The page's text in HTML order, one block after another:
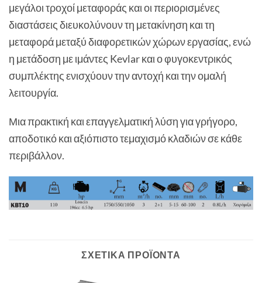
μεγάλοι τροχοί μεταφοράς και οι περιορισμένες
διαστάσεις διευκολύνουν τη μετακίνηση και τη
μεταφορά μεταξύ διαφορετικών χώρων εργασίας, ενώ
η μετάδοση με ιμάντες Kevlar και ο φυγοκεντρικός
συμπλέκτης ενισχύουν την αντοχή και την ομαλή
λειτουργία.
Μια πρακτική και επαγγελματική λύση για γρήγορο,
αποδοτικό και αξιόπιστο τεμαχισμό κλαδιών σε κάθε
περιβάλλον.
ΣΧΕΤΙΚΆ ΠΡΟΪΌΝΤΑ